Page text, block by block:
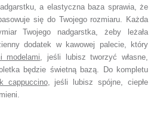
a elastyczna baza sprawia, że
się do Twojego rozmiaru. Każda
Twojego nadgarstka, żeby leżała
dodatek w kawowej palecie, który
modelami, jeśli lubisz tworzyć własne,
będzie świetną bazą. Do kompletu
cappuccino, jeśli lubisz spójne, ciepłe